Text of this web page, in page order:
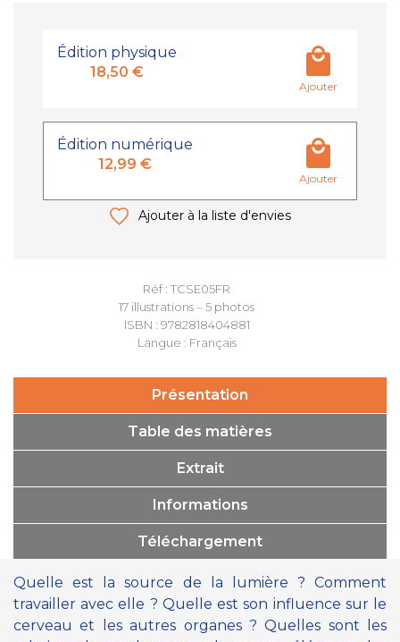
Réf : TCSE05FR
17 illustrations – 5 photos
ISBN : 9782818404881
Langue : Français
Édition physique
18,50 €
Ajouter
Édition numérique
12,99 €
Ajouter
Ajouter à la liste d'envies
Présentation
Table des matières
Extrait
Informations
Téléchargement
Quelle est la source de la lumière ? Comment
travailler avec elle ? Quelle est son influence sur le
cerveau et les autres organes ? Quelles sont les